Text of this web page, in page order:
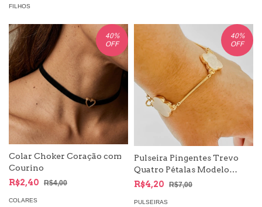
FILHOS
40%
OFF
Colar Choker Coração com
Courino
R$2,40
R$4,00
COLARES
40%
OFF
Pulseira Pingentes Trevo
Quatro Pétalas Modelo
Grande
R$4,20 R$7,00
PULSEIRAS